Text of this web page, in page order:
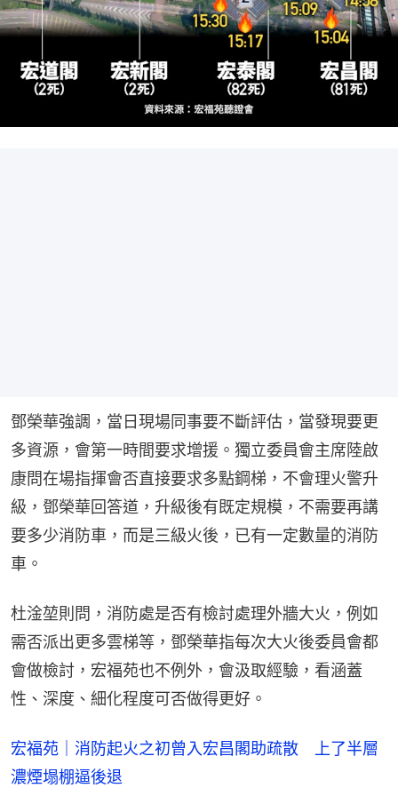
鄧榮華強調，當日現場同事要不斷評估，當發現要更
多資源，會第一時間要求增援。獨立委員會主席陸啟
康問在場指揮會否直接要求多點鋼梯，不會理火警升
級，鄧榮華回答道，升級後有既定規模，不需要再講
要多少消防車，而是三級火後，已有一定數量的消防
車。
杜淦堃則問，消防處是否有檢討處理外牆大火，例如
需否派出更多雲梯等，鄧榮華指每次大火後委員會都
會做檢討，宏福苑也不例外，會汲取經驗，看涵蓋
性、深度、細化程度可否做得更好。
宏福苑｜消防起火之初曾入宏昌閣助疏散 上了半層
濃煙塌棚逼後退